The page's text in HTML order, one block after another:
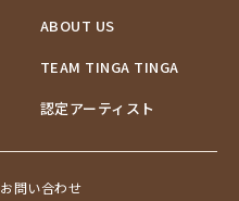
ABOUT US
TEAM TINGA TINGA
認定アーティスト
お問い合わせ